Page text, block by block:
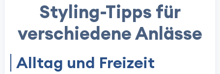
Styling-Tipps für
verschiedene Anlässe
Alltag und Freizeit